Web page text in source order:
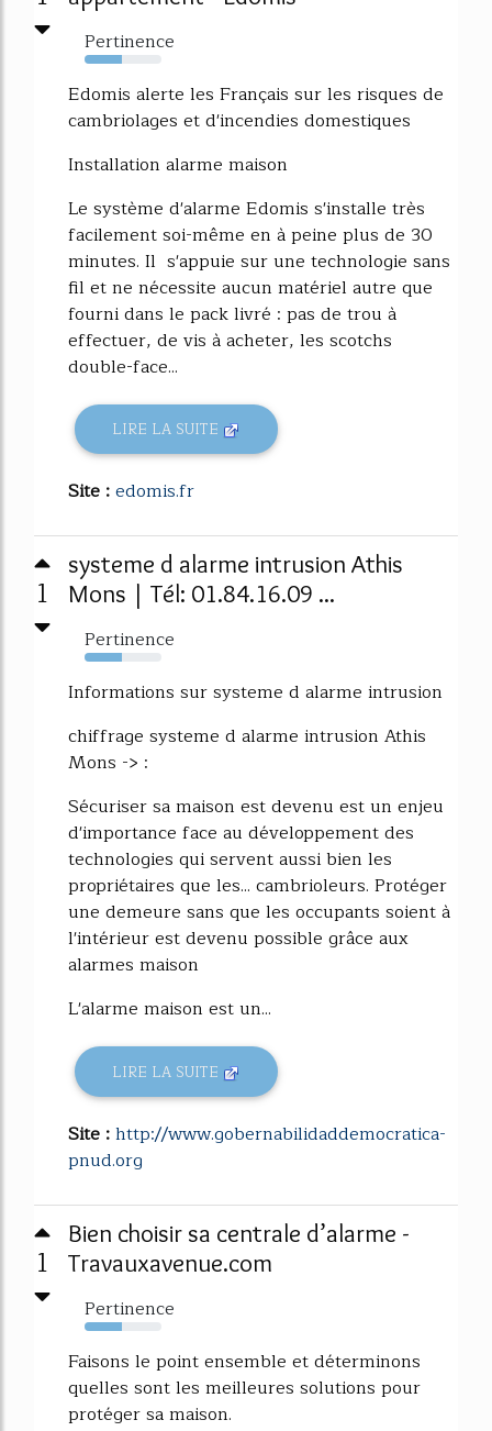
Pertinence
49%
Edomis alerte les Français sur les risques de
cambriolages et d'incendies domestiques
Installation alarme maison
Le système d'alarme Edomis s'installe très
facilement soi-même en à peine plus de 30
minutes. Il s'appuie sur une technologie sans
fil et ne nécessite aucun matériel autre que
fourni dans le pack livré : pas de trou à
effectuer, de vis à acheter, les scotchs
double-face...
LIRE LA SUITE
Site :edomis.fr
1
systeme d alarme intrusion Athis
Mons | Tél: 01.84.16.09 ...
Pertinence
49%
Informations sur systeme d alarme intrusion
chiffrage systeme d alarme intrusion Athis
Mons -> :
Sécuriser sa maison est devenu est un enjeu
d'importance face au développement des
technologies qui servent aussi bien les
propriétaires que les... cambrioleurs. Protéger
une demeure sans que les occupants soient à
l'intérieur est devenu possible grâce aux
alarmes maison
L'alarme maison est un...
LIRE LA SUITE
Site :http://www.gobernabilidaddemocratica-
pnud.org
1
Bien choisir sa centrale d’alarme -
Travauxavenue.com
Pertinence
48%
Faisons le point ensemble et déterminons
quelles sont les meilleures solutions pour
protéger sa maison.